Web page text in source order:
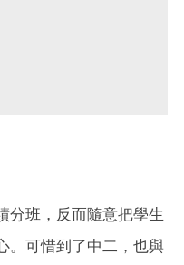
分班，反而隨意把學生
。可惜到了中二，也與